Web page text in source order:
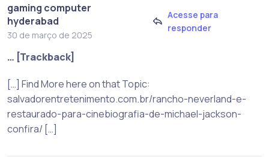
gaming computer
hyderabad
30 de março de 2025
Acesse para
responder
… [Trackback]
[…] Find More here on that Topic:
salvadorentretenimento.com.br/rancho-neverland-e-
restaurado-para-cinebiografia-de-michael-jackson-
confira/ […]